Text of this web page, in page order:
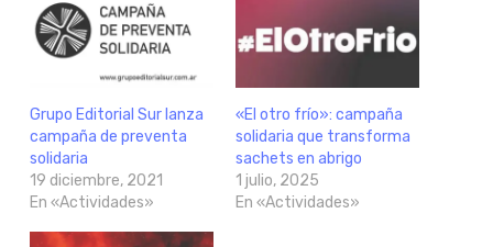
Grupo Editorial Sur lanza
campaña de preventa
solidaria
19 diciembre, 2021
En «Actividades»
«El otro frío»: campaña
solidaria que transforma
sachets en abrigo
1 julio, 2025
En «Actividades»